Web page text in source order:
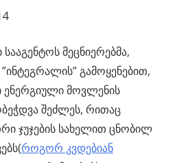
მეცნიერებმა,
გამოყენებით,
მოვლენის
შეძლეს, რითაც
ჯუჯების სახელით ცნობილ
როგორ კვდებიან